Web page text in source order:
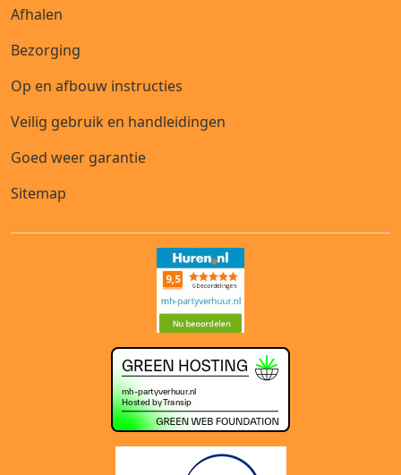
Afhalen
Bezorging
Op en afbouw instructies
Veilig gebruik en handleidingen
Goed weer garantie
Sitemap